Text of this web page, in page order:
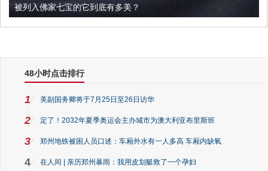
被列入佛家七宝的它到底有多美？
48小时点击排行
1 美副国务卿将于7月25日至26日访华
2 定了！2032年夏季奥运会主办城市为澳大利亚布里斯班
3 郑州地铁被困人员口述：车厢外水有一人多高 车厢内缺氧
4 在人间 | 亲历郑州暴雨：我用皮划艇救了一个孕妇